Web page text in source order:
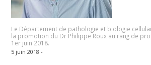
Le Département de pathologie et biologie
la promotion du Dr Philippe Roux au rang de
1er juin 2018.
5 juin 2018 -